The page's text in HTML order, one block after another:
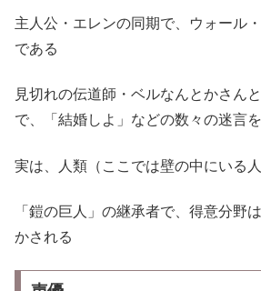
主人公・エレンの同期で、ウォール
である
見切れの伝道師・ベルなんとかさん
で、「結婚しよ」などの数々の迷言
実は、人類（ここでは壁の中にいる
「鎧の巨人」の継承者で、得意分野
かされる